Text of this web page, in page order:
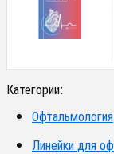
Категории:
Офтальмология
Линейки для